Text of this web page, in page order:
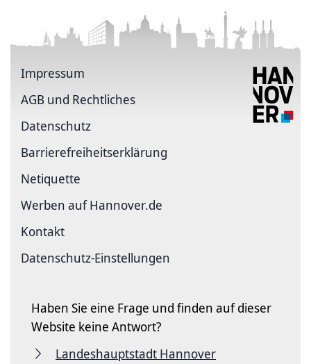
Impressum
AGB und Rechtliches
Datenschutz
Barriere­freiheits­erklärung
Netiquette
Werben auf Hannover.de
Kontakt
Datenschutz-Einstellungen
Haben Sie eine Frage und finden auf dieser
Website keine Antwort?
Landeshauptstadt Hannover